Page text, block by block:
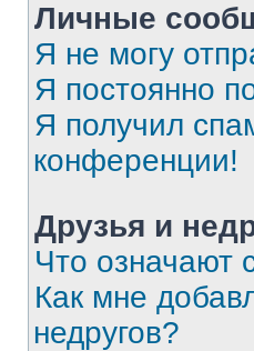
Личные
Я не могу
Я постоянно
Я получил
конференции!
Друзья и
Что означают
Как мне
недругов?